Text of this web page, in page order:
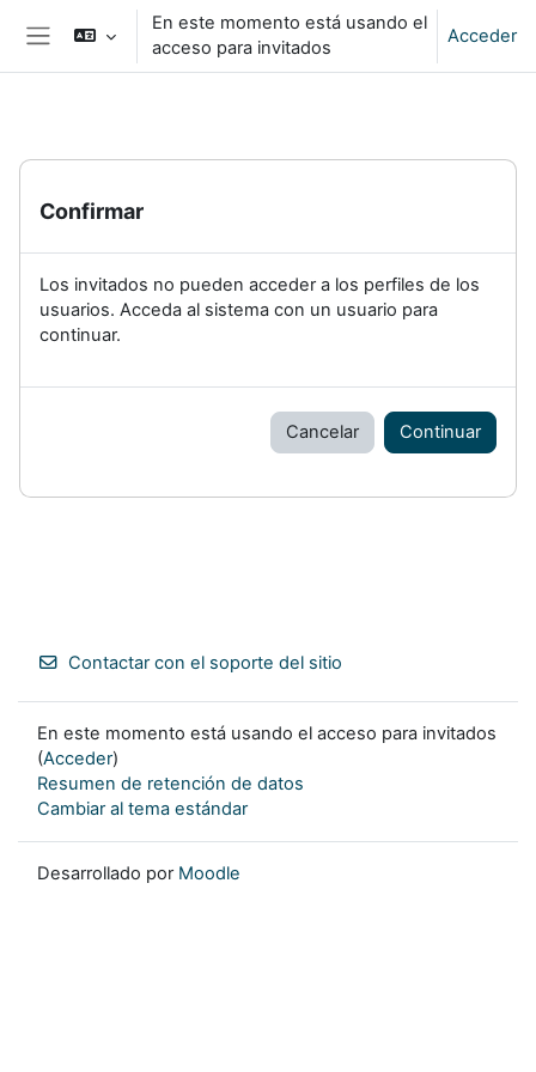
Salta al contenido principal
Panel lateral
En este momento está usando el
acceso para invitados
Acceder
Confirmar
Los invitados no pueden acceder a los perfiles de los
usuarios. Acceda al sistema con un usuario para
continuar.
Cancelar Continuar
Contactar con el soporte del sitio
En este momento está usando el acceso para invitados
(Acceder)
Resumen de retención de datos
Cambiar al tema estándar
Desarrollado por Moodle